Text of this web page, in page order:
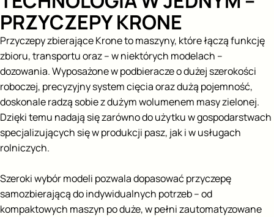
PRZYCZEPY KRONE
Przyczepy zbierające Krone to maszyny, które łączą funkcję
zbioru, transportu oraz – w niektórych modelach –
dozowania. Wyposażone w podbieracze o dużej szerokości
roboczej, precyzyjny system cięcia oraz dużą pojemność,
doskonale radzą sobie z dużym wolumenem masy zielonej.
Dzięki temu nadają się zarówno do użytku w gospodarstwach
specjalizujących się w produkcji pasz, jak i w usługach
rolniczych.
Szeroki wybór modeli pozwala dopasować przyczepę
samozbierającą do indywidualnych potrzeb – od
kompaktowych maszyn po duże, w pełni zautomatyzowane